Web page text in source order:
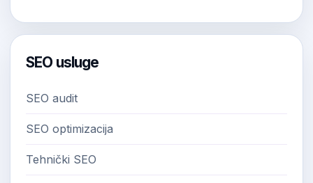
SEO usluge
SEO audit
SEO optimizacija
Tehnički SEO